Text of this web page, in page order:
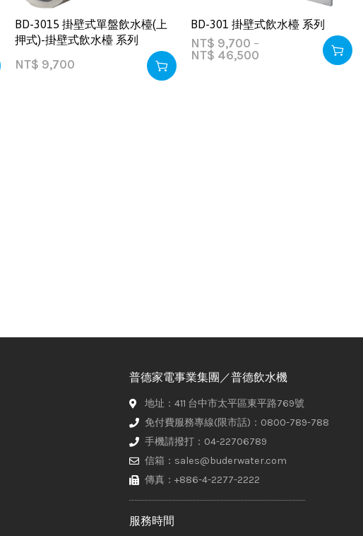
BD-3015 掛壁式單盤飲水檯(上
押式)-掛壁式飲水檯 系列
NT$ 9,700
BD-301 掛壁式飲水檯 系列
NT$ 9,700 –
NT$ 46,500
普德家電事業集團／普德飲水機
地址：411 台中市太平區東平路769號
免付費服務專線(限市話)：0800-789-788
手機請撥打：04-22706789
信箱：sales@buderwater.com
傳真：+886-4-2277-2222
服務時間